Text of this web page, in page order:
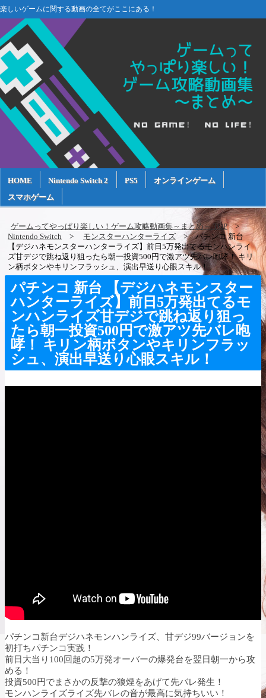
楽しいゲームに関する動画の全てがここにある！
HOME Nintendo Switch 2 PS5
オンラインゲーム
スマホゲーム
ゲームってやっぱり楽しい！ゲーム攻略動画集～まとめ～ TOP
Nintendo Switch
モンスターハンターライズ
パチンコ 新台
【デジハネモンスターハンターライズ】前日5万発出てるモンハンライ
ズ甘デジで跳ね返り狙ったら朝一投資500円で激アツ先バレ咆哮！ キリ
ン柄ボタンやキリンフラッシュ、演出早送り心眼スキル！
パチンコ 新台 【デジハネモンスター
ハンターライズ】前日5万発出てるモ
ンハンライズ甘デジで跳ね返り狙っ
たら朝一投資500円で激アツ先バレ咆
哮！ キリン柄ボタンやキリンフラッ
シュ、演出早送り心眼スキル！
パチンコ新台デジハネモンハンライズ、甘デジ99バージョンを
初打ちパチンコ実践！
前日大当り100回超の5万発オーバーの爆発台を翌日朝一から攻
める！
投資500円でまさかの反撃の狼煙をあげて先バレ発生！
モンハンライズライズ先バレの音が最高に気持ちいい！